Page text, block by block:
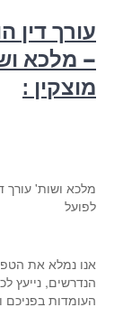
עורך דין
– מלכא
מוצקין :
מלכא ושות' עורך
לפועל
אנו נמלא את
הנדרשים, נייעץ
העומדות בפניכם